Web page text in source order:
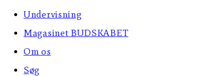
Undervisning
Magasinet BUDSKABET
Om os
Søg